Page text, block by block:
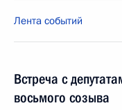
Лента событий
Встреча с
восьмого созыва